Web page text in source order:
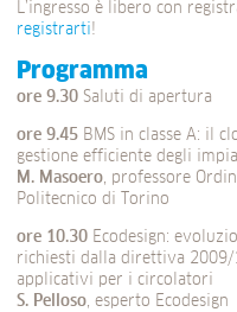
L’ingresso è libero con
registrarti!
Programma
ore 9.30 Saluti di apertura
ore 9.45 BMS in classe A: il
gestione efficiente degli
M. Masoero, professore
Politecnico di Torino
ore 10.30 Ecodesign:
richiesti dalla direttiva
applicativi per i circolatori
S. Pelloso, esperto Ecodesign